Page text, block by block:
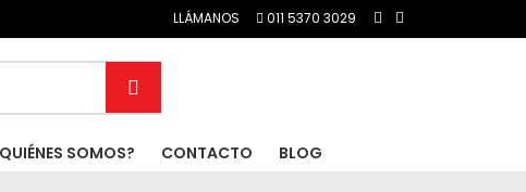
LLÁMANOS 011 5370 3029
SOMOS? CONTACTO BLOG